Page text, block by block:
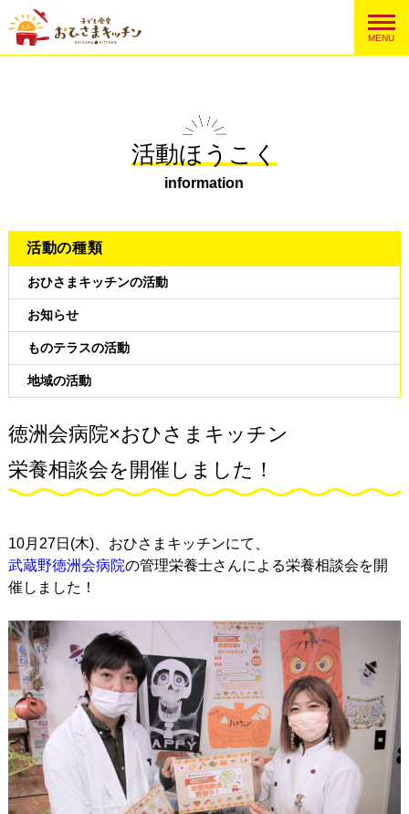
MENU
活動ほうこく
information
活動の種類
おひさまキッチンの活動
お知らせ
ものテラスの活動
地域の活動
徳洲会病院×おひさまキッチン
栄養相談会を開催しました！
10月27日(木)、おひさまキッチンにて、
武蔵野徳洲会病院の管理栄養士さんによる栄養相談会を開
催しました！